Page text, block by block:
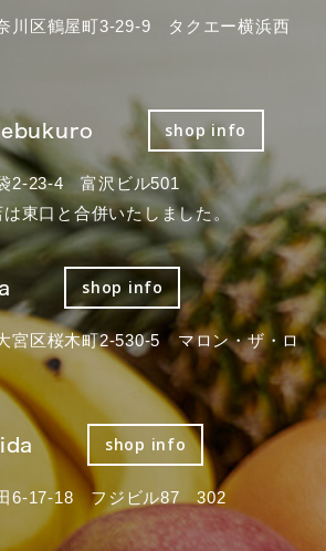
川区鶴屋町3-29-9 タクエー横浜西
shop info
2-23-4 富沢ビル501
東口と合併いたしました。
shop info
宮区桜木町2-530-5 マロン・ザ・ロ
shop info
6-17-18 フジビル87 302